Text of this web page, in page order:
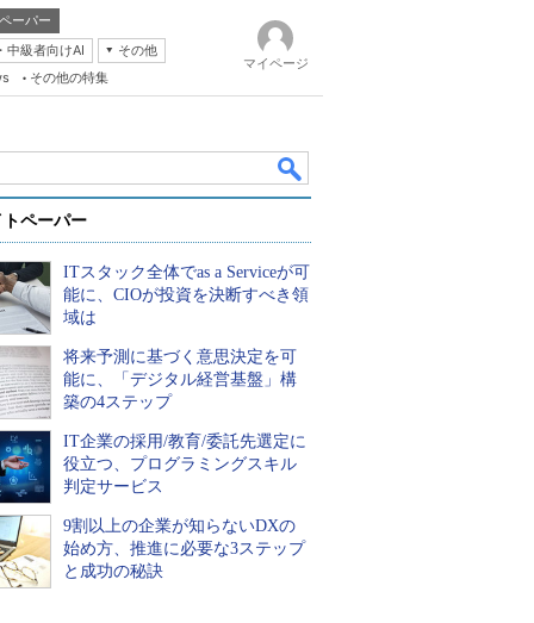
ーパー
中級者向けAI
その他
その他の特集
マイページ
ペーパー
ITスタック全体でas a Serviceが可
能に、CIOが投資を決断すべき領
域は
将来予測に基づく意思決定を可
能に、「デジタル経営基盤」構
築の4ステップ
IT企業の採用/教育/委託先選定に
役立つ、プログラミングスキル
判定サービス
9割以上の企業が知らないDXの
始め方、推進に必要な3ステップ
と成功の秘訣